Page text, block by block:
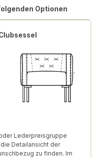
Optionen
Lederpreisgruppe
Detailansicht der
zu finden. Im